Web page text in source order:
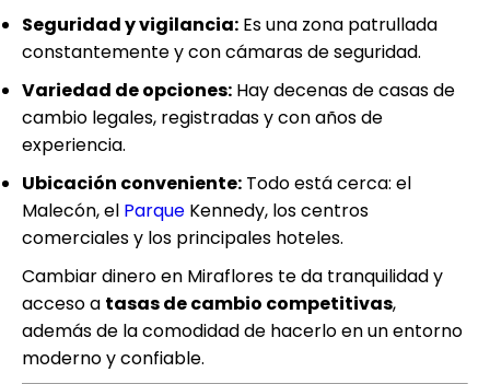
Seguridad y vigilancia: Es una zona patrullada
constantemente y con cámaras de seguridad.
Variedad de opciones: Hay decenas de casas de
cambio legales, registradas y con años de
experiencia.
Ubicación conveniente: Todo está cerca: el
Malecón, el Parque Kennedy, los centros
comerciales y los principales hoteles.
Cambiar dinero en Miraflores te da tranquilidad y
acceso a tasas de cambio competitivas,
además de la comodidad de hacerlo en un entorno
moderno y confiable.